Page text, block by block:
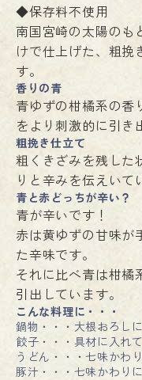
◆保存料不使用
南国宮崎の太陽のも
けで仕上げた、粗挽
す。
香りの青
青ゆずの柑橘系の香
をより刺激的に引き
粗挽き仕立て
粗くきざみを残した
りと辛みを伝えいて
青と赤どっちが辛い？
青が辛いです！
赤は黄ゆずの甘味が
た辛味です。
それに比べ青は柑橘
引出しています。
こんな料理に・・・
鍋物・・・大根おろし
餃子・・・具材に入
うどん・・・七味かわ
豚汁・・・七味かわり